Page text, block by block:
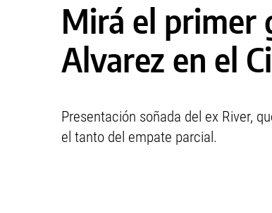
Mirá el primer
Alvarez en el
Presentación soñada del ex River,
el tanto del empate parcial.